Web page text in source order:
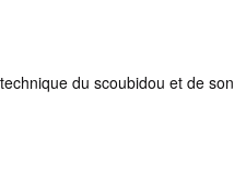
du scoubidou et de